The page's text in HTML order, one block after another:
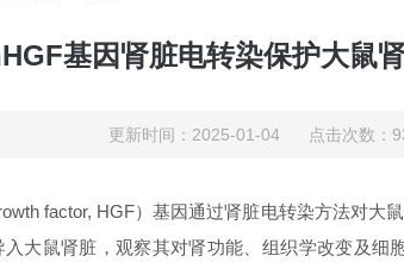
基因肾脏电转染保护大鼠
更新时间：2025-01-04 点击次数：
factor, HGF）基因通过肾脏电转染方法对
大鼠肾脏，观察其对肾功能、组织学改变及